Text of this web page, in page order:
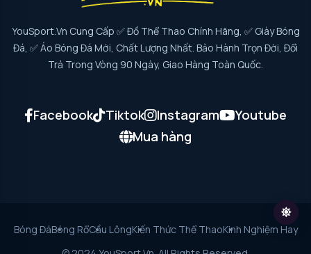
YouSport.vn Cung Cấp ✅ Đồ Thể Thao Chính Hãng, ✅ Giày Bóng
Đá, ✅ Áo Bóng Đá Mới, Chất Lượng Nhất. Bảo Hành Trọn Đời, Đổi
Trả Trong Vòng 90 Ngày, Giao Hàng Toàn Quốc.
Facebook Tiktok Instagram
Youtube
Mua hàng
Bóng ĐáBóng RổCầu LôngKiến Thức Thể ThaoKinh Nghiệm Hay